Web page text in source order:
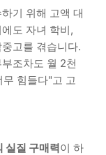
기 위해 고액 대
도 자녀 학비,
고를 겪습니다.
조차도 월 2천
힘들다"고 고
실질 구매력이 하